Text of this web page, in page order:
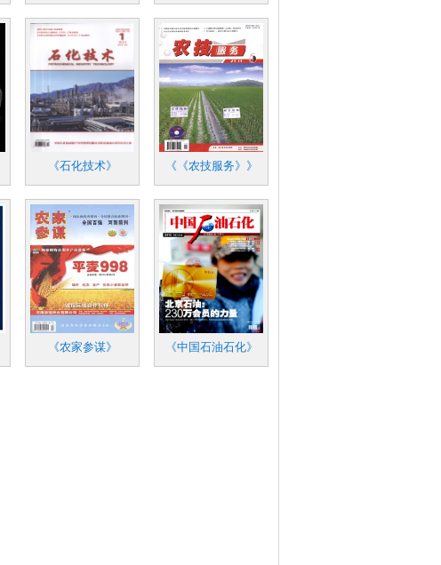
《石化技术》 《《农技服务》》
《农家参谋》 《中国石油石化》